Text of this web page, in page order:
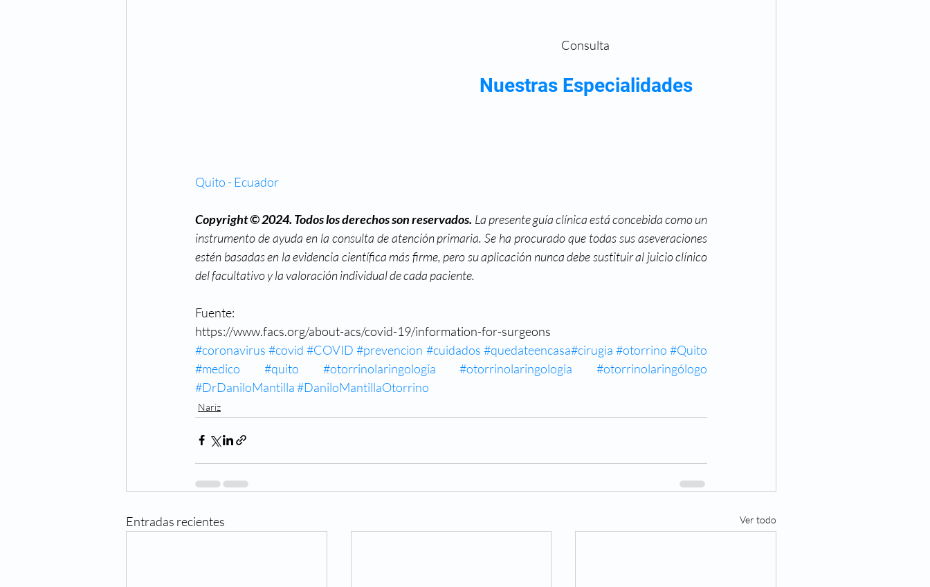
Consulta
Nuestras Especialidades
Quito - Ecuador
Copyright © 2024. Todos los derechos son reservados. La presente guía clínica está concebida como un
instrumento de ayuda en la consulta de atención primaria. Se ha procurado que todas sus aseveraciones
estén basadas en la evidencia científica más firme, pero su aplicación nunca debe sustituir al juicio clínico
del facultativo y la valoración individual de cada paciente.
Fuente:
https://www.facs.org/about-acs/covid-19/information-for-surgeons
#coronavirus #covid #COVID #prevencion #cuidados #quedateencasa#cirugia #otorrino #Quito
#medico
#quito #otorrinolaringología #otorrinolaringologia
#DrDaniloMantilla #DaniloMantillaOtorrino
Nariz
Entradas recientes Ver todo